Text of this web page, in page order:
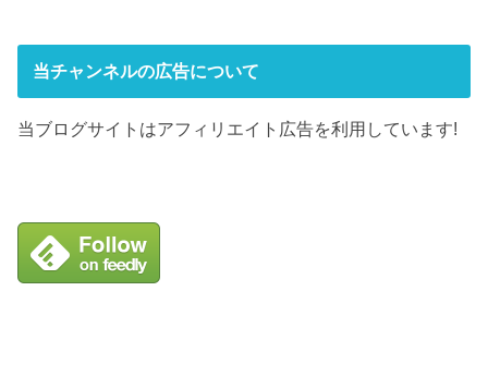
当チャンネルの広告について
当ブログサイトはアフィリエイト広告を利用しています!